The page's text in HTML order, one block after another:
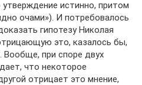
истинно, притом
очами»). И потребовалось
гипотезу Николая
это, казалось бы,
Вообще, при споре двух
что некоторое
отрицает это мнение,